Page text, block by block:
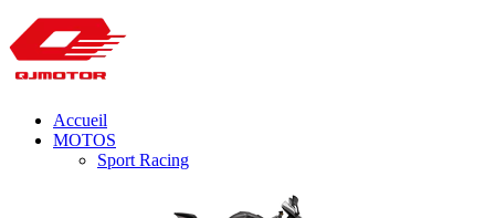
Accueil
MOTOS
Sport Racing